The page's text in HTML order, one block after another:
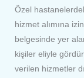
Özel
hizmet alımına
belgesinde yer
kişiler eliyle
verilen hizmetler